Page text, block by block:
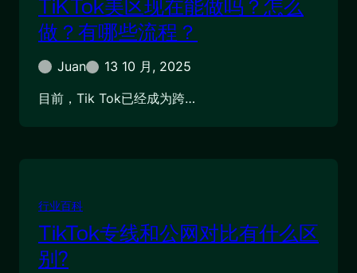
做？有哪些流程？
Juan
13 10 月, 2025
目前，Tik Tok已经成为跨…
行业百科
TikTok专线和公网对比有什么区
别?